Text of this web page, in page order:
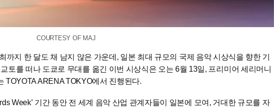
COURTESY OF MAJ
까지 한 달도 채 남지 않은 가운데, 일본 최대 규모의 국제 음악 시상식을 향한 기
토를 떠나 도쿄로 무대를 옮긴 이번 시상식은 오는 6월 13일, 프리미어 세리머니
TOYOTA ARENA TOKYO에서 진행된다.
Week’ 기간 동안 전 세계 음악 산업 관계자들이 일본에 모여, 거대한 규모를 자